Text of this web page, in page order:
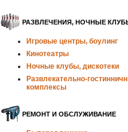
РАЗВЛЕЧЕНИЯ, НОЧНЫЕ
Игровые центры, боулинг
Кинотеатры
Ночные клубы, дискотеки
Развлекательно-
комплексы
РЕМОНТ И ОБСЛУЖИВАНИЕ